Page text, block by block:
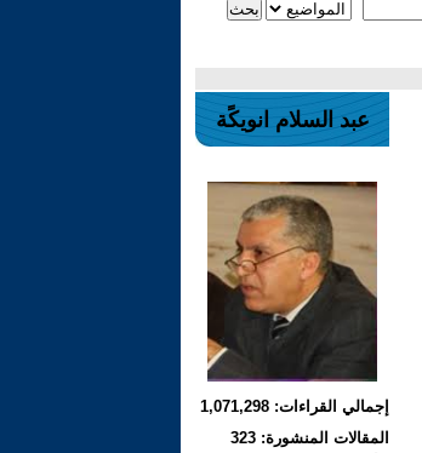
عبد السلام انويكًة
إجمالي القراءات: 1,071,298
المقالات المنشورة: 323